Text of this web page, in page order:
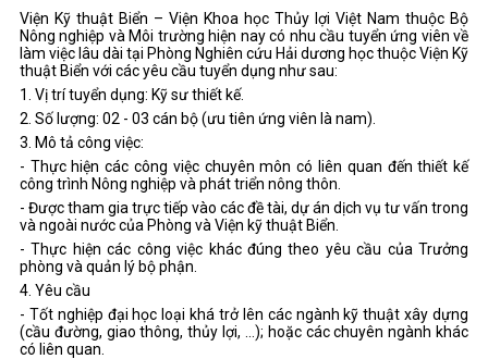
Viện Kỹ thuật Biển – Viện Khoa học Thủy lợi Việt Nam thuộc Bộ
Nông nghiệp và Môi trường hiện nay có nhu cầu tuyển ứng viên về
làm việc lâu dài tại Phòng Nghiên cứu Hải dương học thuộc Viện Kỹ
thuật Biển với các yêu cầu tuyển dụng như sau:
1. Vị trí tuyển dụng: Kỹ sư thiết kế.
2. Số lượng: 02 - 03 cán bộ (ưu tiên ứng viên là nam).
3. Mô tả công việc:
- Thực hiện các công việc chuyên môn có liên quan đến thiết kế
công trình Nông nghiệp và phát triển nông thôn.
- Được tham gia trực tiếp vào các đề tài, dự án dịch vụ tư vấn trong
và ngoài nước của Phòng và Viện kỹ thuật Biển.
- Thực hiện các công việc khác đúng theo yêu cầu của Trưởng
phòng và quản lý bộ phận.
4. Yêu cầu
- Tốt nghiệp đại học loại khá trở lên các ngành kỹ thuật xây dựng
(cầu đường, giao thông, thủy lợi, …); hoặc các chuyên ngành khác
có liên quan.